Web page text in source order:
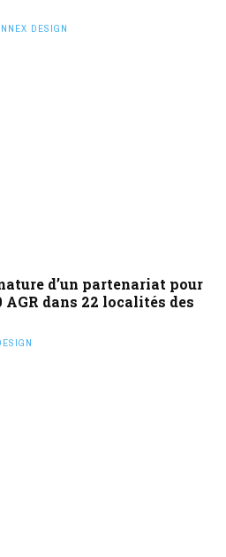
DESIGN
d’un partenariat pour
AGR dans 22 localités des